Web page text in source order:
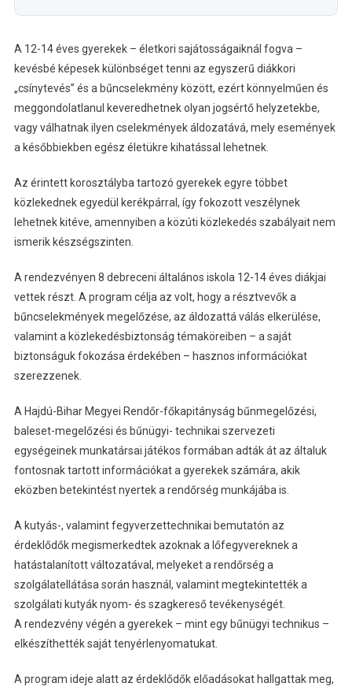
A 12-14 éves gyerekek – életkori sajátosságaiknál fogva –
kevésbé képesek különbséget tenni az egyszerű diákkori
„csínytevés” és a bűncselekmény között, ezért könnyelműen és
meggondolatlanul keveredhetnek olyan jogsértő helyzetekbe,
vagy válhatnak ilyen cselekmények áldozatává, mely események
a későbbiekben egész életükre kihatással lehetnek.
Az érintett korosztályba tartozó gyerekek egyre többet
közlekednek egyedül kerékpárral, így fokozott veszélynek
lehetnek kitéve, amennyiben a közúti közlekedés szabályait nem
ismerik készségszinten.
A rendezvényen 8 debreceni általános iskola 12-14 éves diákjai
vettek részt. A program célja az volt, hogy a résztvevők a
bűncselekmények megelőzése, az áldozattá válás elkerülése,
valamint a közlekedésbiztonság témaköreiben – a saját
biztonságuk fokozása érdekében – hasznos információkat
szerezzenek.
A Hajdú-Bihar Megyei Rendőr-főkapitányság bűnmegelőzési,
baleset-megelőzési és bűnügyi- technikai szervezeti
egységeinek munkatársai játékos formában adták át az általuk
fontosnak tartott információkat a gyerekek számára, akik
eközben betekintést nyertek a rendőrség munkájába is.
A kutyás-, valamint fegyverzettechnikai bemutatón az
érdeklődők megismerkedtek azoknak a lőfegyvereknek a
hatástalanított változatával, melyeket a rendőrség a
szolgálatellátása során használ, valamint megtekintették a
szolgálati kutyák nyom- és szagkereső tevékenységét.
A rendezvény végén a gyerekek – mint egy bűnügyi technikus –
elkészíthették saját tenyérlenyomatukat.
A program ideje alatt az érdeklődők előadásokat hallgattak meg,